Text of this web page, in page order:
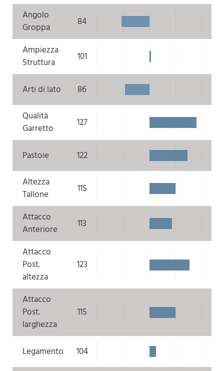
Angolo
Groppa
84
Ampiezza
Struttura
101
Arti di lato
86
Qualità
Garretto
127
Pastoie
122
Altezza
Tallone
115
Attacco
Anteriore
113
Attacco
Post.
altezza
123
Attacco
Post.
larghezza
115
Legamento
104